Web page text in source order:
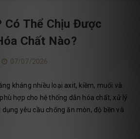
Có Thể Chịu Được
Chất Nào?
07/07/2026
kháng nhiều loại axit, kiềm, muối và
hợp cho hệ thống dẫn hóa chất, xử lý
yêu cầu chống ăn mòn, độ bền và